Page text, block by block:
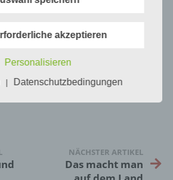
NÄCHSTER ARTIKEL
Das macht man
natürliche Person (im
wird eine natürliche
mittels Zuordnung zu einer
psychischen, wirtschaftlichen,
oder sozialen Identität dieser
akzeptieren
Personalisieren
| Datenschutzbedingungen